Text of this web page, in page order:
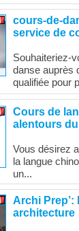
cours-de-
service de
Souhaiteriez-
danse auprès
qualifiée pour
Cours de
alentours
Vous désirez
la langue
un...
Archi Prep’:
architecture